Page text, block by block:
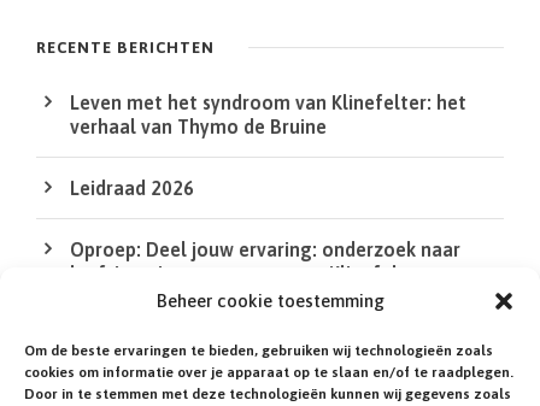
Beheer cookie toestemming
Om de beste ervaringen te bieden, gebruiken wij technologieën zoals
cookies om informatie over je apparaat op te slaan en/of te raadplegen.
Door in te stemmen met deze technologieën kunnen wij gegevens zoals
n
RECENTE BERICHTEN
Leven met het syndroom van Klinefelter: het
verhaal van Thymo de Bruine
Leidraad 2026
Oproep: Deel jouw ervaring: onderzoek naar
leefsituatie van mensen met Klinefelter en
DSD/intersekse
De QR Code in de XS bij de agenda werkt niet